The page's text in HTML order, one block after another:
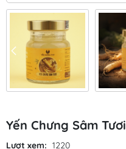
Yến Chưng Sâm Tươi
Lượt xem: 1220